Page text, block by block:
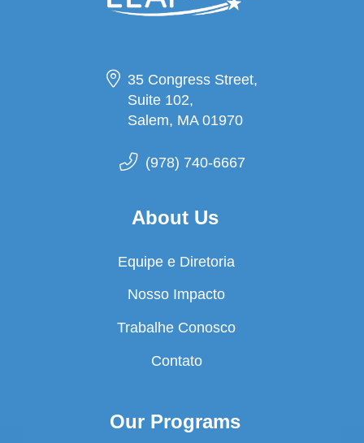
35 Congress Street,
Suite 102,
Salem, MA 01970
(978) 740-6667
About Us
Equipe e Diretoria
Nosso Impacto
Trabalhe Conosco
Contato
Our Programs